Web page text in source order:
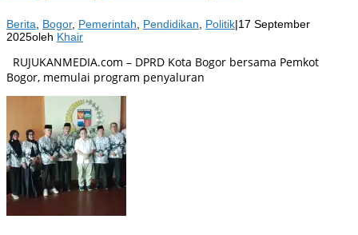
Berita Bogor, Pemerintah Pendidikan Politik|17 September
2025oleh Khair
RUJUKANMEDIA.com – DPRD Kota Bogor bersama Pemkot
Bogor, memulai program penyaluran